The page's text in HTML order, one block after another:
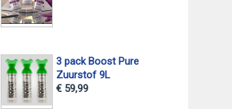
3 pack Boost Pure
Zuurstof 9L
€ 59,99